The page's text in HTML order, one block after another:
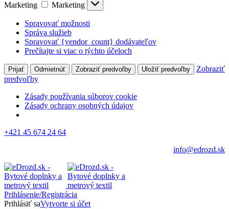
Marketing
Marketing
Spravovať možnosti
Správa služieb
Spravovať {vendor_count} dodávateľov
Prečítajte si viac o týchto účeloch
Prijať Odmietnúť Zobraziť predvoľby Uložiť predvoľby
Zobraziť
predvoľby
Zásady používania súborov cookie
Zásady ochrany osobných údajov
+421 45 674 24 64
info@edrozd.sk
Prihlásenie/Registrácia
Prihlásiť saVytvorte si účet